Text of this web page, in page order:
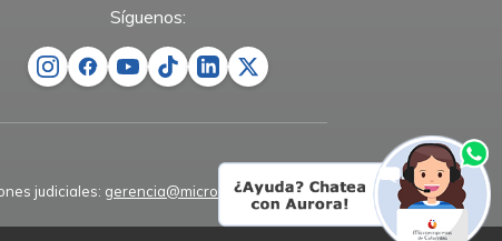
Síguenos:
judiciales: gerencia@microempresas.co